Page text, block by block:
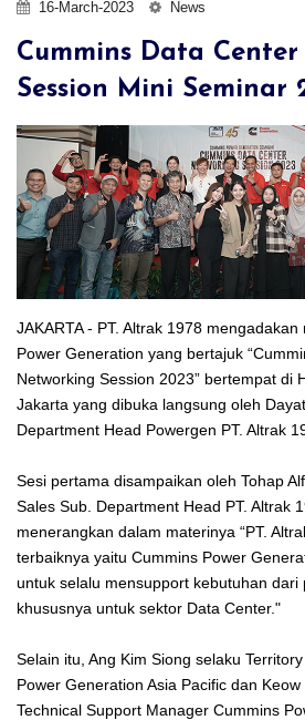
16-March-2023 News
Cummins Data
Session Mini Seminar
JAKARTA - PT. Altrak 1978
Power Generation yang bertajuk
Networking Session 2023” bertempat di
Jakarta yang dibuka langsung oleh
Department Head Powergen PT. Altrak
Sesi pertama disampaikan oleh Tohap
Sales Sub. Department Head PT. Altrak
menerangkan dalam materinya “PT.
terbaiknya yaitu Cummins Power
untuk selalu mensupport kebutuhan dari
khususnya untuk sektor Data Center."
Selain itu, Ang Kim Siong selaku
Power Generation Asia Pacific dan Keow
Technical Support Manager Cummins